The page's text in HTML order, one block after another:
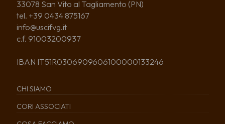
33078 San Vito al Tagliamento (PN)
tel. +39 0434 875167
info@uscifvg.it
c.f. 91003200937
IBAN IT51R0306909606100000133246
CHI SIAMO
CORI ASSOCIATI